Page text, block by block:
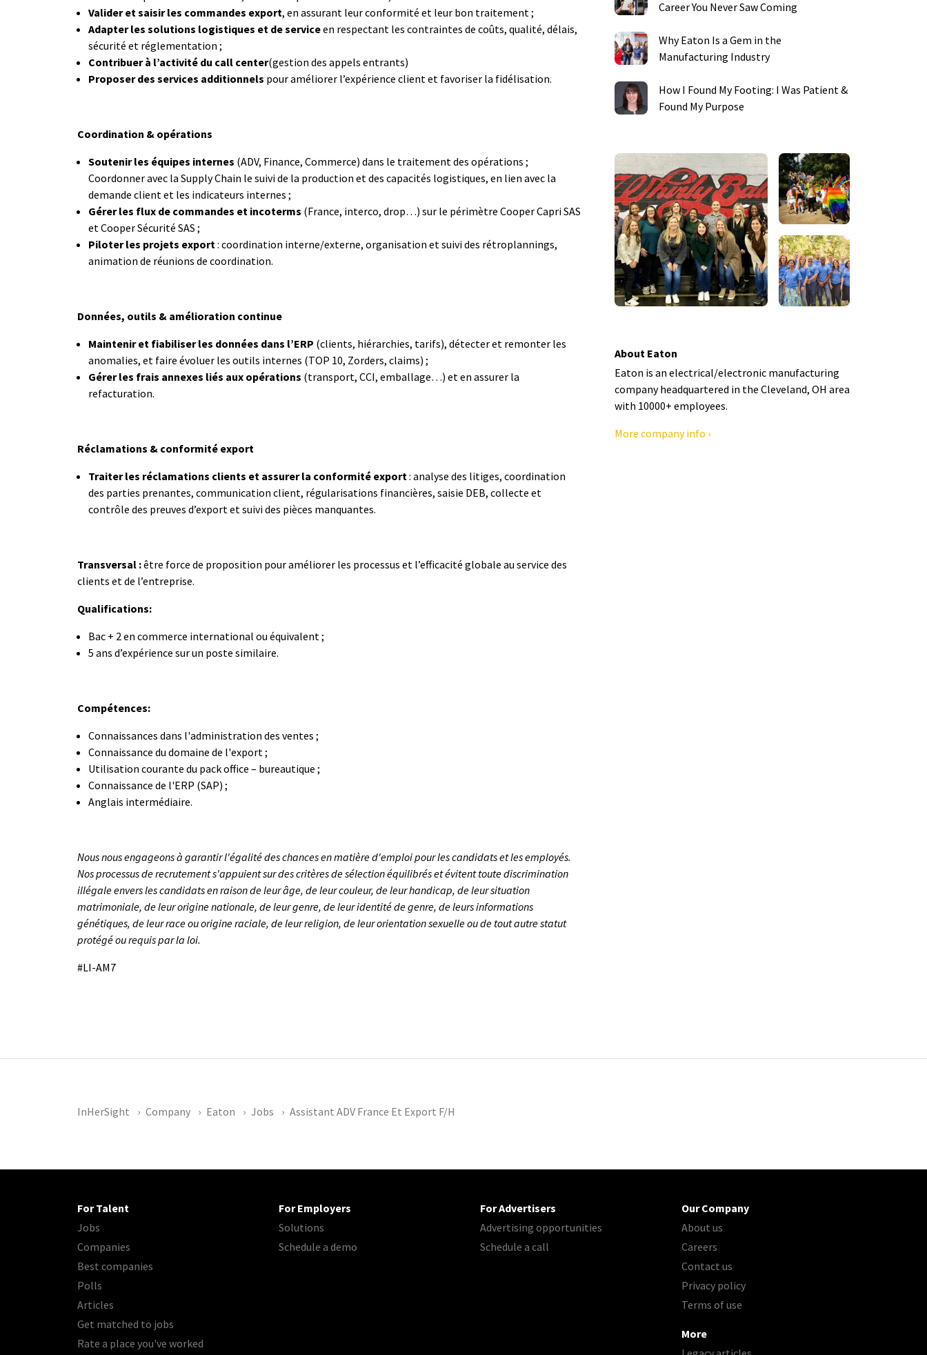
Career You Never Saw Coming
Why Eaton Is a Gem in the
Manufacturing Industry
How I Found My Footing: I Was Patient &
Found My Purpose
About Eaton
Eaton is an electrical/electronic manufacturing
company headquartered in the Cleveland, OH area
with 10000+ employees.
More company info ›
Valider et saisir les commandes export, en assurant leur conformité et leur bon traitement ;
Adapter les solutions logistiques et de serviceen respectant les contraintes de coûts, qualité, délais,
sécurité et réglementation ;
Contribuer à l’activité du call center(gestion des appels entrants)
Proposer des services additionnels pour améliorer l’expérience client et favoriser la fidélisation.
Coordination & opérations
Soutenir les équipes internes (ADV, Finance, Commerce) dans le traitement des opérations ;
Coordonner avec la Supply Chain le suivi de la production et des capacités logistiques, en lien avec la
demande client et les indicateurs internes ;
Gérer les flux de commandes et incoterms (France, interco, drop…) sur le périmètre Cooper Capri SAS
et Cooper Sécurité SAS ;
Piloter les projets export: coordination interne/externe, organisation et suivi des rétroplannings,
animation de réunions de coordination.
Données, outils & amélioration continue
Maintenir et fiabiliser les données dans l’ERP (clients, hiérarchies, tarifs), détecter et remonter les
anomalies, et faire évoluer les outils internes (TOP 10, Zorders, claims) ;
Gérer les frais annexes liés aux opérations (transport, CCI, emballage…) et en assurer la
refacturation.
Réclamations & conformité export
Traiter les réclamations clients et assurer la conformité export: analyse des litiges, coordination
des parties prenantes, communication client, régularisations financières, saisie DEB, collecte et
contrôle des preuves d’export et suivi des pièces manquantes.
Transversal :être force de proposition pour améliorer les processus et l’efficacité globale au service des
clients et de l’entreprise.
Qualifications:
Bac + 2 en commerce international ou équivalent ;
5 ans d’expérience sur un poste similaire.
Compétences:
Connaissances dans l'administration des ventes ;
Connaissance du domaine de l'export ;
Utilisation courante du pack office – bureautique ;
Connaissance de l'ERP (SAP) ;
Anglais intermédiaire.
Nous nous engageons à garantir l'égalité des chances en matière d'emploi pour les candidats et les employés.
Nos processus de recrutement s'appuient sur des critères de sélection équilibrés et évitent toute discrimination
illégale envers les candidats en raison de leur âge, de leur couleur, de leur handicap, de leur situation
matrimoniale, de leur origine nationale, de leur genre, de leur identité de genre, de leurs informations
génétiques, de leur race ou origine raciale, de leur religion, de leur orientation sexuelle ou de tout autre statut
protégé ou requis par la loi.
#LI-AM7
InHerSight Company Eaton Jobs Assistant ADV France Et Export F/H
For Talent
Jobs
Companies
Best companies
Polls
Articles
Get matched to jobs
Rate a place you've worked
For Employers
Solutions
Schedule a demo
For Advertisers
Advertising opportunities
Schedule a call
Our Company
About us
Careers
Contact us
Privacy policy
Terms of use
More